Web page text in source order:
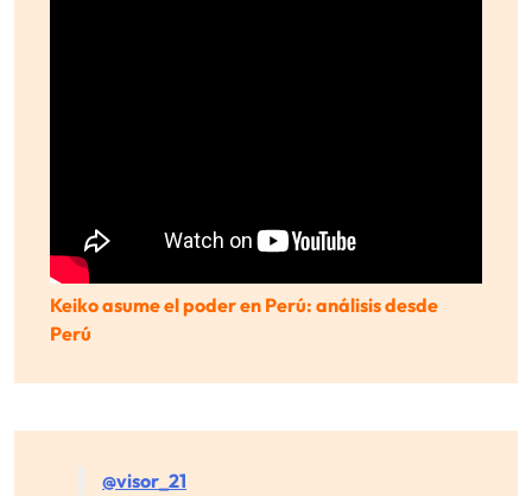
Keiko asume el poder en Perú: análisis desde
Perú
@visor_21